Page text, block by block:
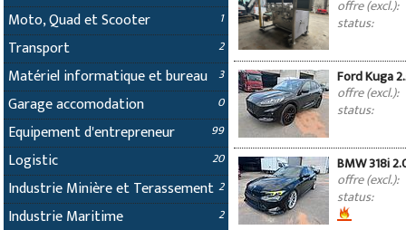
Moto, Quad et Scooter 1
Transport 2
Matériel informatique et bureau 3
Garage accomodation 0
Equipement d'entrepreneur 99
Logistic 20
Industrie Minière et Terassement 2
Industrie Maritime 2
offre (excl.):
status:
Ford Kuga
offre (excl.):
status:
BMW 318i
offre (excl.):
status: